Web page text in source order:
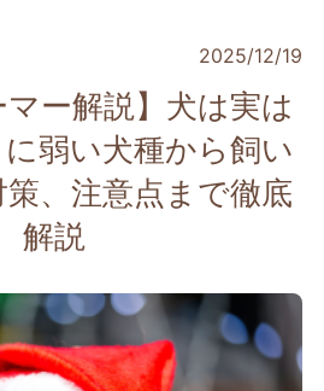
2025/12/19
マー解説】犬は実は
弱い犬種から飼い
、注意点まで徹底
解説